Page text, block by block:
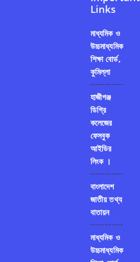
Links
মাধ্যমিক ও
উচ্চমাধ্যমিক
শিক্ষা বোর্ড,
কুমিল্লা
হাজীগঞ্জ
ডিগ্রি
কলেজের
ফেসবুক
আইডির
লিংক ।
বাংলাদেশ
জাতীয় তথ্য
বাতায়ন
মাধ্যমিক ও
উচ্চমাধ্যমিক